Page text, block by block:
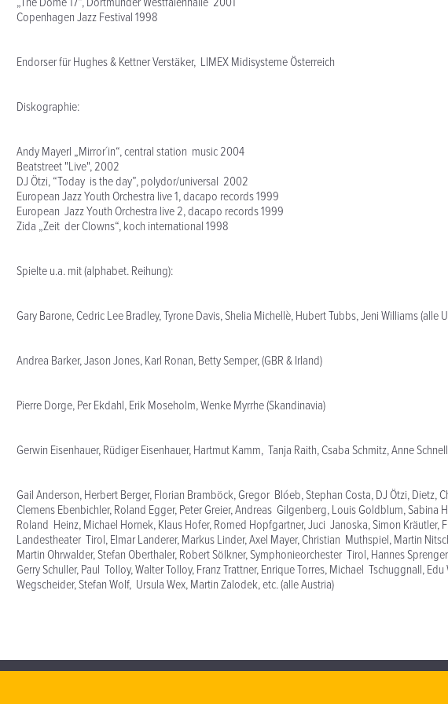
Copenhagen Jazz Festival 1998
Endorser für Hughes & Kettner Verstäker, LIMEX Midisysteme Österreich
Diskographie:
Andy Mayerl „Mirror´in“, central station music 2004
Beatstreet "Live", 2002
DJ Ötzi, “Today is the day”, polydor/universal 2002
European Jazz Youth Orchestra live 1, dacapo records 1999
European Jazz Youth Orchestra live 2, dacapo records 1999
Zida „Zeit der Clowns“, koch international 1998
Spielte u.a. mit (alphabet. Reihung):
Gary Barone, Cedric Lee Bradley, Tyrone Davis, Shelia Michellè, Hubert Tubbs, Jeni Williams (alle
Andrea Barker, Jason Jones, Karl Ronan, Betty Semper, (GBR & Irland)
Pierre Dorge, Per Ekdahl, Erik Moseholm, Wenke Myrrhe (Skandinavia)
Gerwin Eisenhauer, Rüdiger Eisenhauer, Hartmut Kamm, Tanja Raith, Csaba Schmitz, Anne
Gail Anderson, Herbert Berger, Florian Bramböck, Gregor Blóeb, Stephan Costa, DJ Ötzi, Dietz,
Clemens Ebenbichler, Roland Egger, Peter Greier, Andreas Gilgenberg, Louis Goldblum, Sabina
Roland Heinz, Michael Hornek, Klaus Hofer, Romed Hopfgartner, Juci Janoska, Simon Kräutler,
Landestheater Tirol, Elmar Landerer, Markus Linder, Axel Mayer, Christian Muthspiel, Martin
Martin Ohrwalder, Stefan Oberthaler, Robert Sölkner, Symphonieorchester Tirol, Hannes
Gerry Schuller, Paul Tolloy, Walter Tolloy, Franz Trattner, Enrique Torres, Michael Tschuggnall,
Wegscheider, Stefan Wolf, Ursula Wex, Martin Zalodek, etc. (alle Austria)